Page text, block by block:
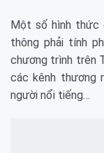
Một số hình thức
thông phải tính
chương trình trên
các kênh thương
người nổi tiếng…